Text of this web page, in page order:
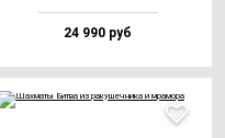
24 990 руб